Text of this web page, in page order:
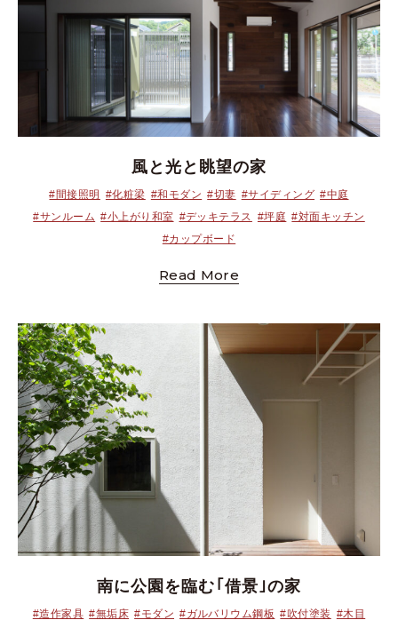
風と光と眺望の家
#間接照明 #化粧梁 #和モダン #切妻 #サイディング #中庭
#サンルーム #小上がり和室 #デッキテラス #坪庭 #対面キッチン
#カップボード
Read More
南に公園を臨む｢借景｣の家
#造作家具 #無垢床 #モダン #ガルバリウム鋼板 #吹付塗装 #木目